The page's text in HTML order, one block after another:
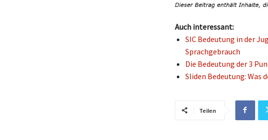
Auch interessant:
SIC Bedeutung in der
Sprachgebrauch
Die Bedeutung der 3
Sliden Bedeutung:
Teilen